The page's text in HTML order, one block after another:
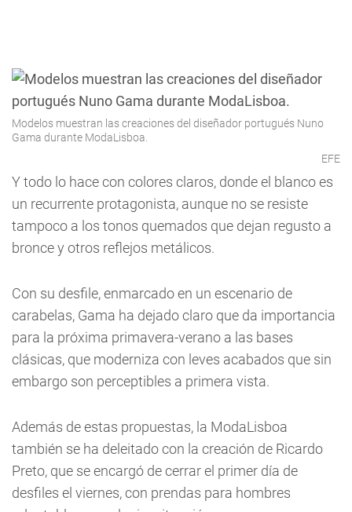
Modelos muestran las creaciones del diseñador portugués Nuno
Gama durante ModaLisboa.
EFE
Y todo lo hace con colores claros, donde el blanco es
un recurrente protagonista, aunque no se resiste
tampoco a los tonos quemados que dejan regusto a
bronce y otros reflejos metálicos.
Con su desfile, enmarcado en un escenario de
carabelas, Gama ha dejado claro que da importancia
para la próxima primavera-verano a las bases
clásicas, que moderniza con leves acabados que sin
embargo son perceptibles a primera vista.
Además de estas propuestas, la ModaLisboa
también se ha deleitado con la creación de Ricardo
Preto, que se encargó de cerrar el primer día de
desfiles el viernes, con prendas para hombres